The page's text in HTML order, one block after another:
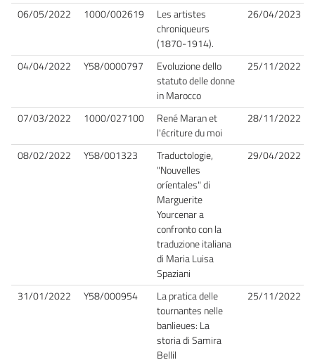
06/05/2022 1000/002619
Les artistes
chroniqueurs
(1870-1914).
26/04/2023
04/04/2022 Y58/0000797
Evoluzione dello
statuto delle donne
in Marocco
25/11/2022
07/03/2022 1000/027100
René Maran et
l'écriture du moi
28/11/2022
08/02/2022 Y58/001323
Traductologie,
"Nouvelles
oríentales" di
Marguerite
Yourcenar a
confronto con la
traduzione italiana
di Maria Luisa
Spaziani
29/04/2022
31/01/2022 Y58/000954
La pratica delle
tournantes nelle
banlieues: La
storia di Samira
Bellil
25/11/2022